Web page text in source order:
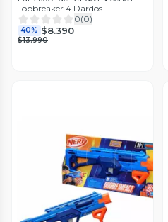
Topbreaker 4 Dardos
0(0)
40% $8.390
$13.990